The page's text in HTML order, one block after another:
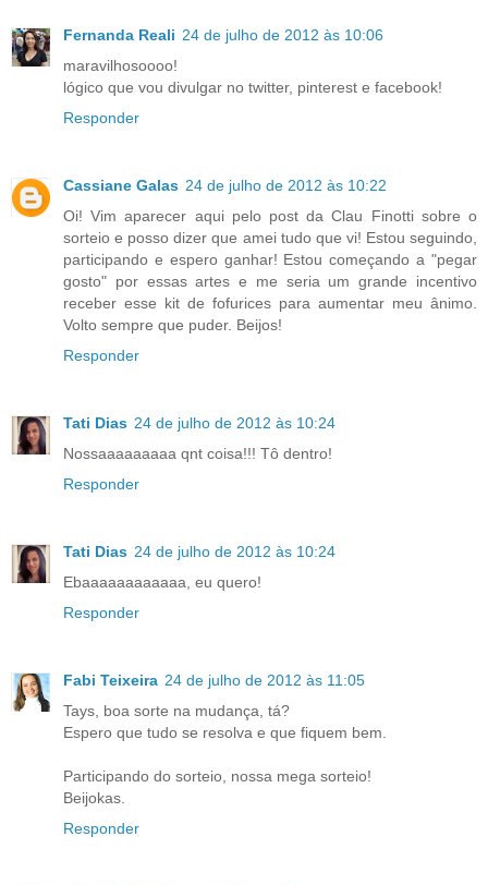
Fernanda Reali 24 de julho de 2012 às 10:06
maravilhosoooo!
lógico que vou divulgar no twitter, pinterest e facebook!
Responder
Cassiane Galas 24 de julho de 2012 às 10:22
Oi! Vim aparecer aqui pelo post da Clau Finotti sobre o
sorteio e posso dizer que amei tudo que vi! Estou seguindo,
participando e espero ganhar! Estou começando a "pegar
gosto" por essas artes e me seria um grande incentivo
receber esse kit de fofurices para aumentar meu ânimo.
Volto sempre que puder. Beijos!
Responder
Tati Dias 24 de julho de 2012 às 10:24
Nossaaaaaaaaa qnt coisa!!! Tô dentro!
Responder
Tati Dias 24 de julho de 2012 às 10:24
Ebaaaaaaaaaaaa, eu quero!
Responder
Fabi Teixeira 24 de julho de 2012 às 11:05
Tays, boa sorte na mudança, tá?
Espero que tudo se resolva e que fiquem bem.
Participando do sorteio, nossa mega sorteio!
Beijokas.
Responder